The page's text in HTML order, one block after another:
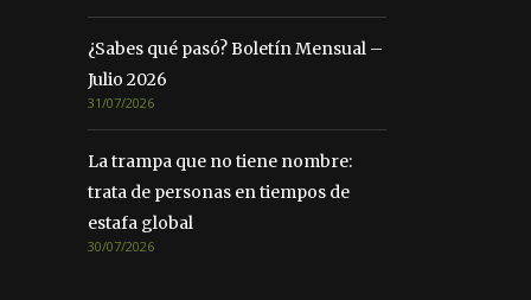
¿Sabes qué pasó? Boletín Mensual –
Julio 2026
31/07/2026
La trampa que no tiene nombre:
trata de personas en tiempos de
estafa global
30/07/2026